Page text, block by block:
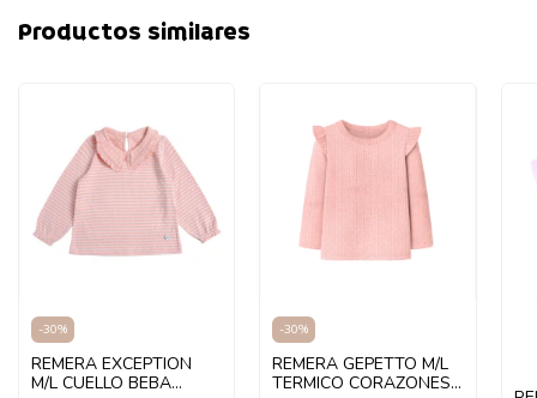
Productos similares
-30%
REMERA EXCEPTION
M/L CUELLO BEBA
-30%
REMERA GEPETTO M/L
TERMICO CORAZONES